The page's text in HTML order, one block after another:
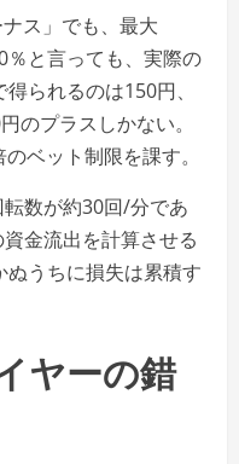
ス」でも、最大
と言っても、実際の
られるのは150円、
のプラスしかない。
ベット制限を課す。
数が約30回/分であ
金流出を計算させる
うちに損失は累積す
ヤーの錯